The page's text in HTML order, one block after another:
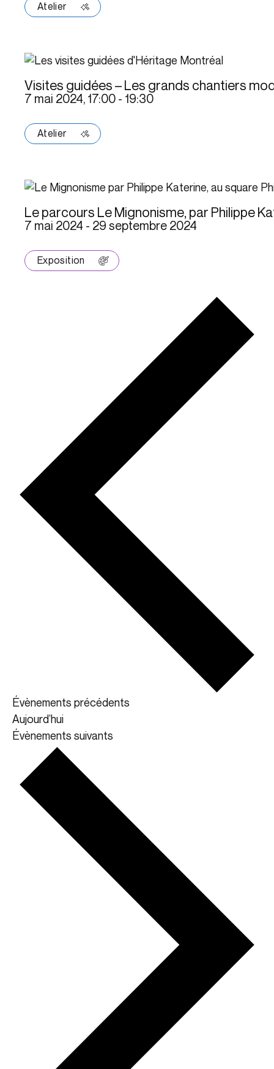
Atelier
Visites guidées – Les grands chantiers
7 mai 2024, 17:00 - 19:30
Atelier
Le parcours Le Mignonisme, par Philippe
7 mai 2024 - 29 septembre 2024
Exposition
Évènements précédents
Aujourd’hui
Évènements suivants